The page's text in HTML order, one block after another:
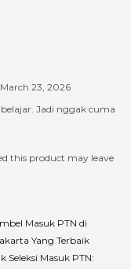
March 23, 2026
Jadi nggak cuma
this product may leave
Price
range:
This
product
has